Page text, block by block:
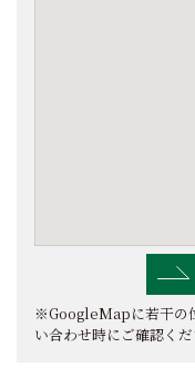
※GoogleMapに若干の
い合わせ時にご確認くだ